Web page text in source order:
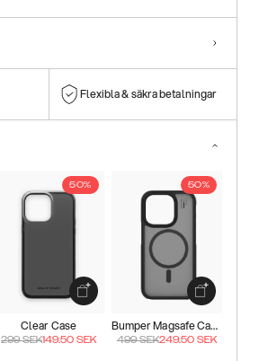
Flexibla & säkra betalningar
50%
Clear Case
299SEK149.50 SEK
50%
Bumper Magsafe Case
499SEK249.50 SEK